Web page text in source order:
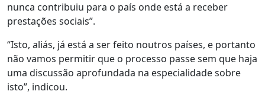
nunca contribuiu para o país onde está a receber
prestações sociais”.
“Isto, aliás, já está a ser feito noutros países, e portanto
não vamos permitir que o processo passe sem que haja
uma discussão aprofundada na especialidade sobre
isto”, indicou.